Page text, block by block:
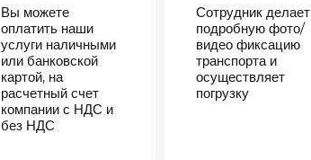
Вы можете
оплатить наши
услуги наличными
или банковской
картой, на
расчетный счет
компании с НДС и
без НДС
Сотрудник делает
подробную фото/
видео фиксацию
транспорта и
осуществляет
погрузку